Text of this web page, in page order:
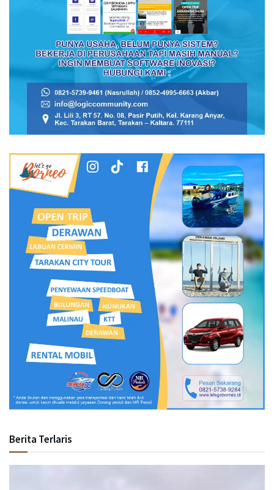
Berita Terlaris